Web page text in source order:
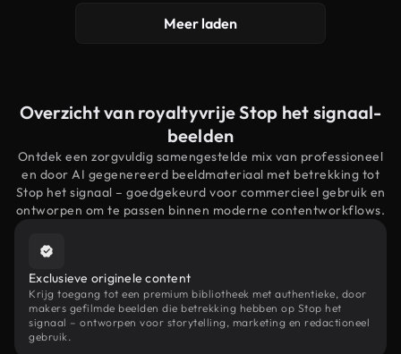
Meer laden
Overzicht van royaltyvrije Stop het signaal-
beelden
Ontdek een zorgvuldig samengestelde mix van professioneel
en door AI gegenereerd beeldmateriaal met betrekking tot
Stop het signaal – goedgekeurd voor commercieel gebruik en
ontworpen om te passen binnen moderne contentworkflows.
Exclusieve originele content
Krijg toegang tot een premium bibliotheek met authentieke, door
makers gefilmde beelden die betrekking hebben op Stop het
signaal – ontworpen voor storytelling, marketing en redactioneel
gebruik.